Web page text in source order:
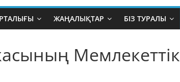
ЖАҢАЛЫҚТАР БІЗ ТУРАЛЫ
Мемлекеттік